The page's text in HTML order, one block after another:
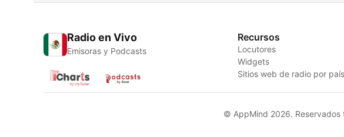
Radio en Vivo
Emisoras y Podcasts
Recursos
Locutores
Widgets
Sitios web de radio por país
© AppMind 2026. Reservados